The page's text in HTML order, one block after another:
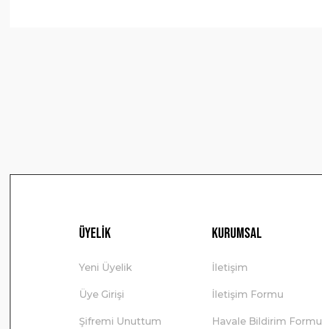
Üyelik
Yeni Üyelik
Üye Girişi
Şifremi Unuttum
Kurumsal
İletişim
İletişim Formu
Havale Bildirim Formu